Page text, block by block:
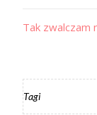
Tak zwalczam
Tagi